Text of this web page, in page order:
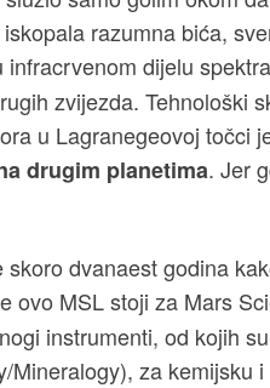
razumna bića,
dijelu
zvijezda. Tehnološki
u Lagranegeovoj točci
drugim planetima. Jer
dvanaest godina
ovo MSL stoji za Mars
instrumenti, od kojih su
Mineralogy), za kemijsku i